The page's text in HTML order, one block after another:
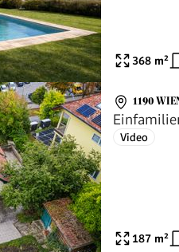
368 m²
1190
Video
187 m²